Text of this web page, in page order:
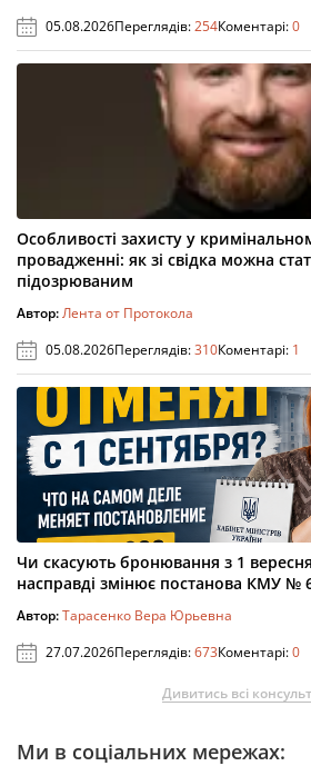
05.08.2026Переглядів:254Коментарі:0
Особливості захисту у
провадженні: як зі свідка можна
підозрюваним
Автор:Лента от Протокола
05.08.2026Переглядів:310Коментарі: 1
Чи скасують бронювання з 1
насправді змінює постанова КМУ №
Автор:Тарасенко Вера Юрьевна
27.07.2026Переглядів:673Коментарі:0
Дивитись всі
Ми в соціальних мережах: